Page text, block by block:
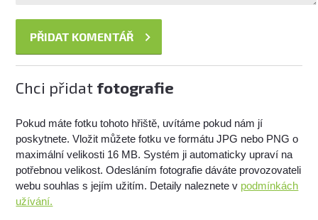
Chci přidat fotografie
Pokud máte fotku tohoto hřiště, uvítáme pokud nám jí
poskytnete. Vložit můžete fotku ve formátu JPG nebo PNG o
maximální velikosti 16 MB. Systém ji automaticky upraví na
potřebnou velikost. Odesláním fotografie dáváte provozovateli
webu souhlas s jejím užitím. Detaily naleznete v podmínkách
užívání.